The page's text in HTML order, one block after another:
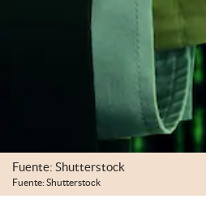
Fuente: Shutterstock
Fuente: Shutterstock